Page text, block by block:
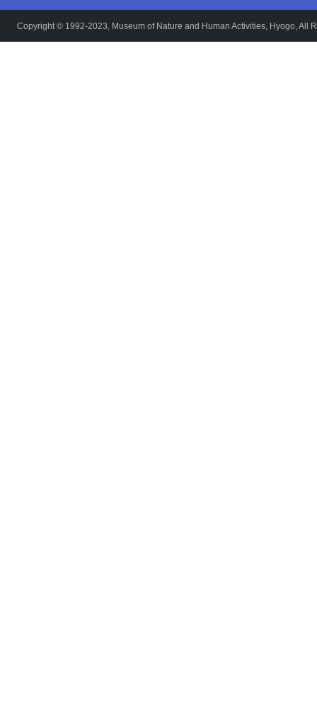
Copyright © 1992-2023, Museum of Nature and Human Activities, Hyogo, All